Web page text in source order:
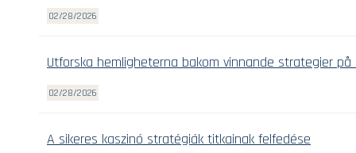
02/28/2026
Utforska hemligheterna bakom vinnande strategier på
02/28/2026
A sikeres kaszinó stratégiák titkainak felfedése